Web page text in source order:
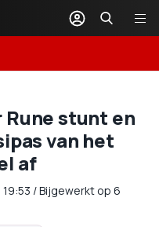
stunt en
van het
af
19:53 /Bijgewerkt op 6